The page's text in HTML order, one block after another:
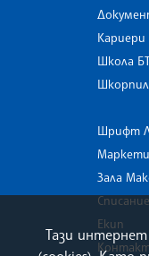
Кариери
Школа
Шрифт
Зала
Екип
Тази